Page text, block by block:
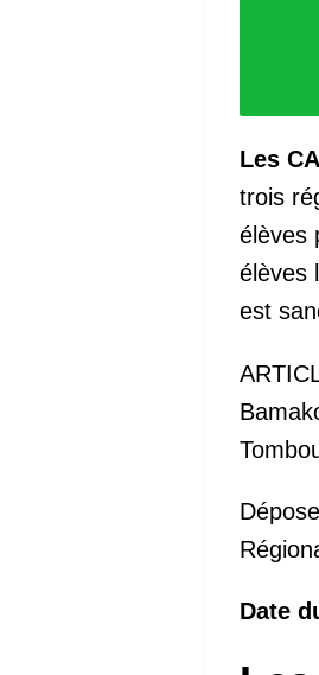
Les
trois
élèves
élèves
est
Date